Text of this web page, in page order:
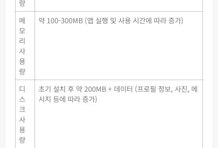
량
메
모
리
사
용
량
약 100-300MB (앱 실행 및 사용 시간에 따라 증가)
디
스
크
사
용
량
초기 설치 후 약 200MB + 데이터 (프로필 정보, 사진, 메
시지 등에 따라 증가)